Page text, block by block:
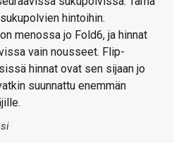
hintoihin.
menossa jo Fold6, ja hinnat
vain nousseet. Flip-
hinnat ovat sen sijaan jo
suunnattu enemmän